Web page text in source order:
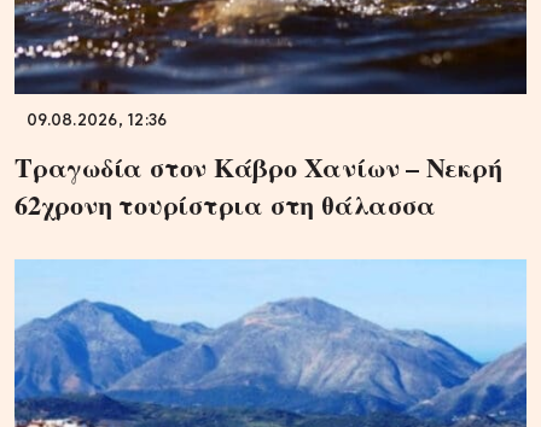
09.08.2026, 12:36
Τραγωδία στον Κάβρο Χανίων – Νεκρή
62χρονη τουρίστρια στη θάλασσα